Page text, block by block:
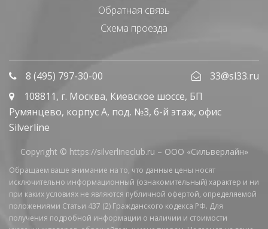
Обратная связь
Схема проезда
8 (495) 797-30-00
33@sl33.ru
108811, г. Москва, Киевское шоссе, БП
Румянцево, корпус А, под. №3, 6-й этаж, офис
Silverline
Copyright © https://silverlineclub.ru – ООО «Сильверлайн»
Обращаем ваше внимание на то, что данные цены носят
исключительно информационный (ознакомительный) характер и ни
при каких условиях не являются публичной офертой, определяемой
положениями Статьи 437 (2) Гражданского кодекса РФ. Для
получения подробной информации о наличии и стоимости